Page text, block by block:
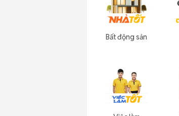
Bất động sản